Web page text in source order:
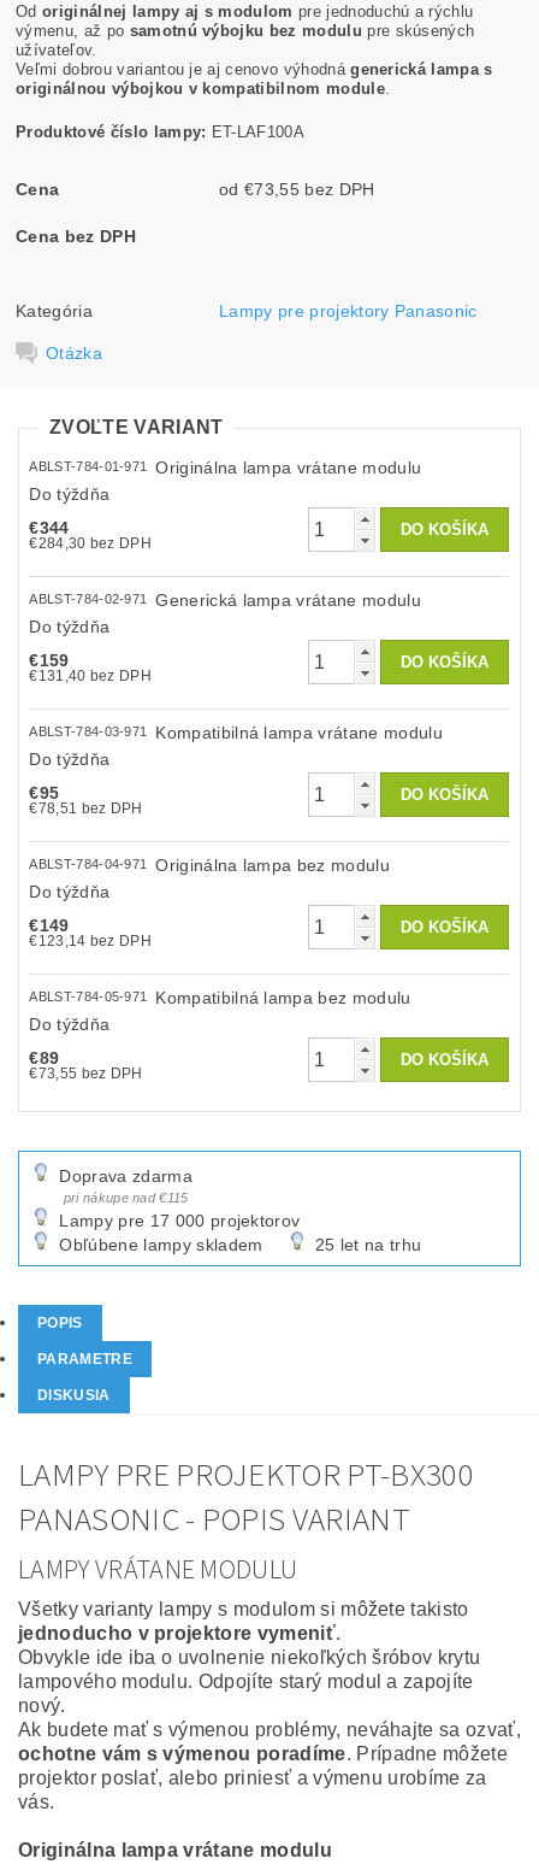
Odoriginálnej lampy aj s modulom pre jednoduchú a rýchlu
výmenu, až po samotnú výbojku bez modulu pre skúsených
užívateľov.
Veľmi dobrou variantou je aj cenovo výhodnágenerická lampa s
originálnou výbojkou v kompatibilnom module.
Produktové číslo lampy: ET-LAF100A
Cena od €73,55 bez DPH
Cena bez DPH
Kategória Lampy pre projektory Panasonic
Otázka
ZVOĽTE VARIANT
ABLST-784-01-971
Originálna lampa vrátane modulu
Do týždňa
€344
€284,30 bez DPH
ABLST-784-02-971
Generická lampa vrátane modulu
Do týždňa
€159
€131,40 bez DPH
ABLST-784-03-971
Kompatibilná lampa vrátane modulu
Do týždňa
€95
€78,51 bez DPH
ABLST-784-04-971
Originálna lampa bez modulu
Do týždňa
€149
€123,14 bez DPH
ABLST-784-05-971
Kompatibilná lampa bez modulu
Do týždňa
€89
€73,55 bez DPH
Doprava zdarma
pri nákupe nad €115
Lampy pre 17 000 projektorov
Obľúbene lampy skladem
25 let na trhu
POPIS
PARAMETRE
DISKUSIA
LAMPY PRE PROJEKTOR PT-BX300
PANASONIC - POPIS VARIANT
LAMPY VRÁTANE MODULU
Všetky varianty lampy s modulom si môžete takisto
jednoducho v projektore vymeniť.
Obvykle ide iba o uvolnenie niekoľkých šróbov krytu
lampového modulu. Odpojíte starý modul a zapojíte
nový.
Ak budete mať s výmenou problémy, neváhajte sa ozvať,
ochotne vám s výmenou poradíme. Prípadne môžete
projektor poslať, alebo priniesť a výmenu urobíme za
vás.
Originálna lampa vrátane modulu